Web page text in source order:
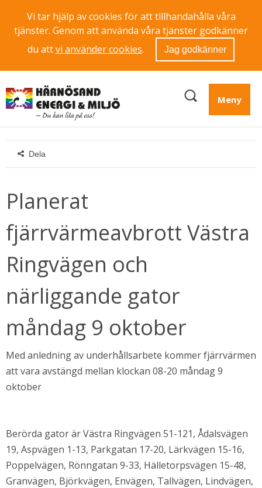
Vi tar hjälp av cookies för att tillhandahålla våra
tjänster. Genom att använda våra tjänster godkänner
du attvi använder cookies. Jag godkänner
Meny
nytt fönster.
Dela
Planerat
fjärrvärmeavbrott Västra
Ringvägen och
närliggande gator
måndag 9 oktober
Med anledning av underhållsarbete kommer fjärrvärmen
att vara avstängd mellan klockan 08-20 måndag 9
oktober
Berörda gator är Västra Ringvägen 51-121, Ådalsvägen
19, Aspvägen 1-13, Parkgatan 17-20, Lärkvägen 15-16,
Poppelvägen, Rönngatan 9-33, Hälletorpsvägen 15-48,
Granvägen, Björkvägen, Envägen, Tallvägen, Lindvägen,